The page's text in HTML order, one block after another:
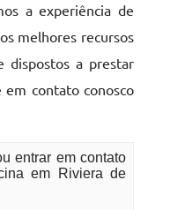
a experiência de
melhores recursos
dispostos a prestar
contato conosco
entrar em contato
em Riviera de